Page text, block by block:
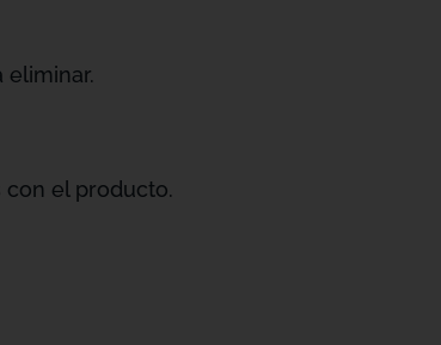
el producto.